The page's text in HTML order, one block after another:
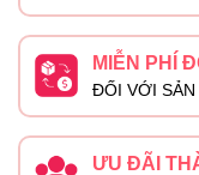
MIỄN PHÍ
ĐỐI VỚI SẢN
ƯU ĐÃI